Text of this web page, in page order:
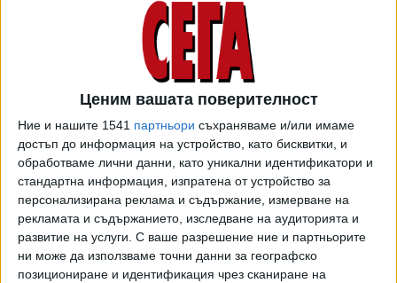
Ценим вашата поверителност
Ние и нашите 1541 партньори съхраняваме и/или имаме
достъп до информация на устройство, като бисквитки, и
обработваме лични данни, като уникални идентификатори и
стандартна информация, изпратена от устройство за
персонализирана реклама и съдържание, измерване на
рекламата и съдържанието, изследване на аудиторията и
развитие на услуги. С ваше разрешение ние и партньорите
ни може да използваме точни данни за географско
позициониране и идентификация чрез сканиране на